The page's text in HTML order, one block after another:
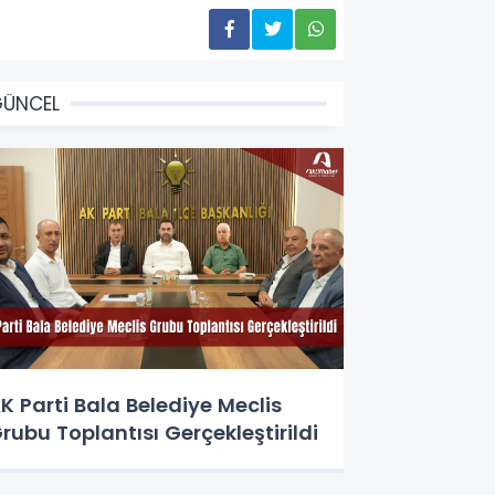
Parti Bala Belediye Meclis
Toplantısı Gerçekleştirildi